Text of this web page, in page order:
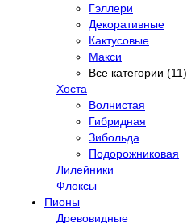
Гэллери
Декоративные
Кактусовые
Макси
Все категории (11)
Хоста
Волнистая
Гибридная
Зибольда
Подорожниковая
Лилейники
Флоксы
Пионы
Древовидные